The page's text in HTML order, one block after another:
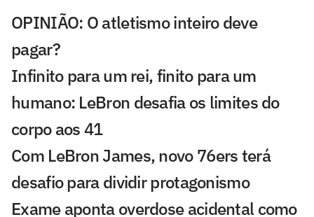
OPINIÃO: O atletismo inteiro deve
pagar?
Infinito para um rei, finito para um
humano: LeBron desafia os limites do
corpo aos 41
Com LeBron James, novo 76ers terá
desafio para dividir protagonismo
Exame aponta overdose acidental como